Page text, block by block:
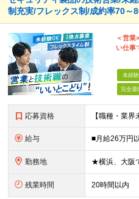
制充実/フレックス制/成約率70～
＜営業
い仕事
未経
完全週
応募資格
給与
勤務地
残業時間 20時間以内